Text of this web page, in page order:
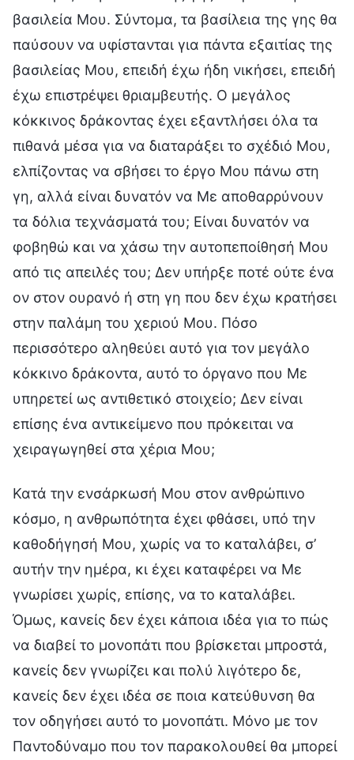
βασιλεία Μου. Σύντομα, τα βασίλεια της γης θα
παύσουν να υφίστανται για πάντα εξαιτίας της
βασιλείας Μου, επειδή έχω ήδη νικήσει, επειδή
έχω επιστρέψει θριαμβευτής. Ο μεγάλος
κόκκινος δράκοντας έχει εξαντλήσει όλα τα
πιθανά μέσα για να διαταράξει το σχέδιό Μου,
ελπίζοντας να σβήσει το έργο Μου πάνω στη
γη, αλλά είναι δυνατόν να Με αποθαρρύνουν
τα δόλια τεχνάσματά του; Είναι δυνατόν να
φοβηθώ και να χάσω την αυτοπεποίθησή Μου
από τις απειλές του; Δεν υπήρξε ποτέ ούτε ένα
ον στον ουρανό ή στη γη που δεν έχω κρατήσει
στην παλάμη του χεριού Μου. Πόσο
περισσότερο αληθεύει αυτό για τον μεγάλο
κόκκινο δράκοντα, αυτό το όργανο που Με
υπηρετεί ως αντιθετικό στοιχείο; Δεν είναι
επίσης ένα αντικείμενο που πρόκειται να
χειραγωγηθεί στα χέρια Μου;
Κατά την ενσάρκωσή Μου στον ανθρώπινο
κόσμο, η ανθρωπότητα έχει φθάσει, υπό την
καθοδήγησή Μου, χωρίς να το καταλάβει, σ’
αυτήν την ημέρα, κι έχει καταφέρει να Με
γνωρίσει χωρίς, επίσης, να το καταλάβει.
Όμως, κανείς δεν έχει κάποια ιδέα για το πώς
να διαβεί το μονοπάτι που βρίσκεται μπροστά,
κανείς δεν γνωρίζει και πολύ λιγότερο δε,
κανείς δεν έχει ιδέα σε ποια κατεύθυνση θα
τον οδηγήσει αυτό το μονοπάτι. Μόνο με τον
Παντοδύναμο που τον παρακολουθεί θα μπορεί